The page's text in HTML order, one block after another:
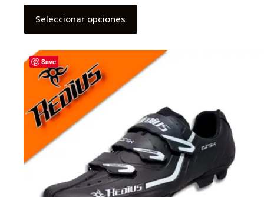
Seleccionar opciones
Este
producto
tiene
variantes.
Las
opciones
elegir
en
producto
Save